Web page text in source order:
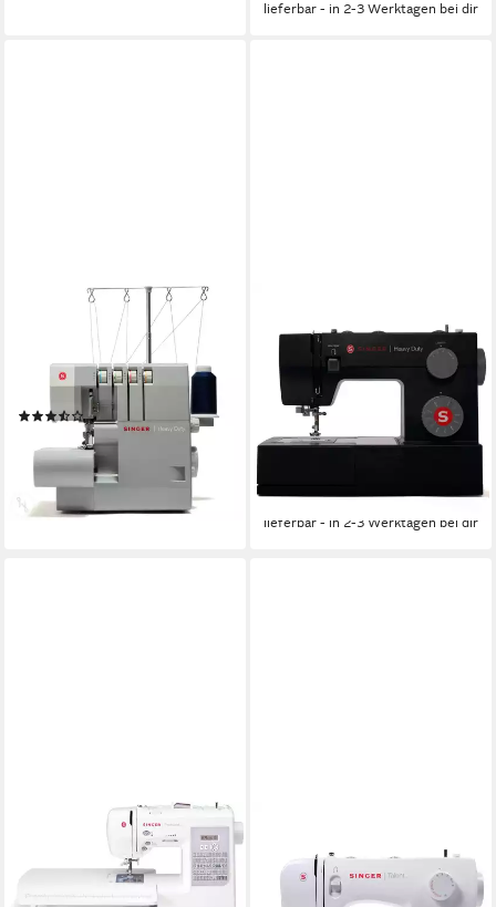
lieferbar - in 2-3 Werktagen bei dir
Overlock-Nähmaschine Heavy
Duty 14HD854
Beleuchtung
(8)
329,00 € 469,00 €
16,34 €mtl. in 24 Raten
-30%
lieferbar - in 2-3 Werktagen bei dir
Nähmaschine Heavy Duty
Black 4432
33
Programme
Nutzstiche
Beleuchtung
-43%
lieferbar - in 2-3 Werktagen bei dir
Nähmaschine Talent 3321
Programme
Nutzstiche